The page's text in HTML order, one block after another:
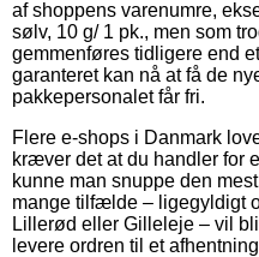
af shoppens varenumre,
sølv, 10 g/ 1 pk., men som
gemmenføres tidligere end
garanteret kan nå at få de
pakkepersonalet får fri.
Flere e-shops i Danmark
kræver det at du handler for
kunne man snuppe den
mange tilfælde – ligegyldigt
Lillerød eller Gilleleje – vil
levere ordren til et